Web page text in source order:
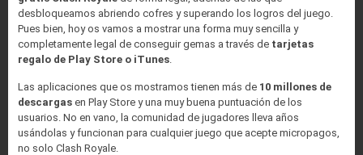
desbloqueamos abriendo cofres y superando los logros del juego.
Pues bien, hoy os vamos a mostrar una forma muy sencilla y
completamente legal de conseguir gemas a través de tarjetas
regalo de Play Store o iTunes.
Las aplicaciones que os mostramos tienen más de 10 millones de
descargas en Play Store y una muy buena puntuación de los
usuarios. No en vano, la comunidad de jugadores lleva años
usándolas y funcionan para cualquier juego que acepte micropagos,
no solo Clash Royale.